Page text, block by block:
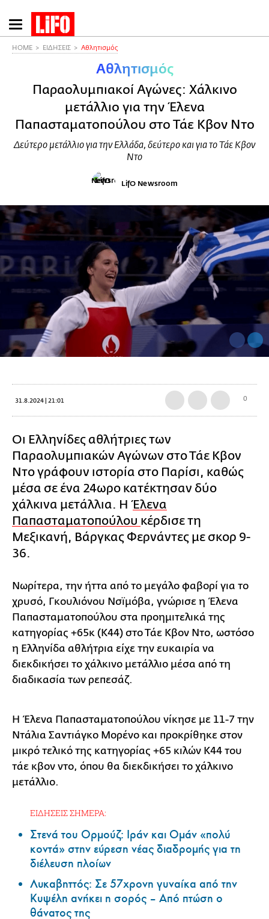
Παράκαμψη
προς
HOME ΕΙΔΗΣΕΙΣ Αθλητισμός
Αθλητισμός
Παραολυμπιακοί Αγώνες: Χάλκινο
μετάλλιο για την Έλενα
Παπασταματοπούλου στο Τάε Κβον Ντο
Δεύτερο μετάλλιο για την Ελλάδα, δεύτερο και για το Τάε Κβον
Ντο
LifO Newsroom
31.8.2024 | 21:01 0
Οι Ελληνίδες αθλήτριες των
Παραολυμπιακών Αγώνων στο Τάε Κβον
Ντο γράφουν ιστορία στο Παρίσι, καθώς
μέσα σε ένα 24ωρο κατέκτησαν δύο
χάλκινα μετάλλια. ΗΈλενα
Παπασταματοπούλου κέρδισε τη
Μεξικανή, Βάργκας Φερνάντες με σκορ 9-
36.
Νωρίτερα, την ήττα από το μεγάλο φαβορί για το
χρυσό, Γκουλιόνου Νσϊμόβα, γνώρισε η Έλενα
Παπασταματοπούλου στα προημιτελικά της
κατηγορίας +65κ (Κ44) στο Τάε Κβον Ντο, ωστόσο
η Ελληνίδα αθλήτρια είχε την ευκαιρία να
διεκδικήσει το χάλκινο μετάλλιο μέσα από τη
διαδικασία των ρεπεσάζ.
Η Έλενα Παπασταματοπούλου νίκησε με 11-7 την
Ντάλια Σαντιάγκο Μορένο και προκρίθηκε στον
μικρό τελικό της κατηγορίας +65 κιλών Κ44 του
τάε κβον ντο, όπου θα διεκδικήσει το χάλκινο
μετάλλιο.
ΕΙΔΗΣΕΙΣ ΣΗΜΕΡΑ:
Στενά του Ορμούζ: Ιράν και Ομάν «πολύ
κοντά» στην εύρεση νέας διαδρομής για τη
διέλευση πλοίων
Λυκαβηττός: Σε 57χρονη γυναίκα από την
Κυψέλη ανήκει η σορός – Από πτώση ο
θάνατος της